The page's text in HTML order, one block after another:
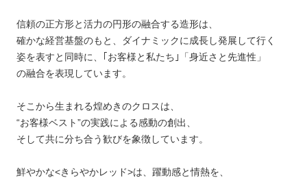
信頼の正方形と活力の円形の融合する造形は、
確かな経営基盤のもと、ダイナミックに成長し発展して行く
姿を表すと同時に、｢お客様と私たち｣「身近さと先進性」
の融合を表現しています。
そこから生まれる煌めきのクロスは、
“お客様ベスト”の実践による感動の創出、
そして共に分ち合う歓びを象徴しています。
鮮やかな<きらやかレッド>は、躍動感と情熱を、